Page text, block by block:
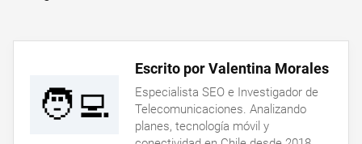
🧑‍💻
Escrito por Valentina Morales
Especialista SEO e Investigador de
Telecomunicaciones. Analizando
planes, tecnología móvil y